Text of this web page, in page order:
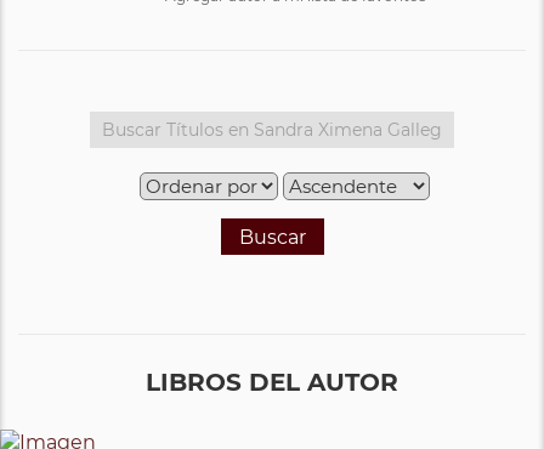
Buscar
LIBROS DEL AUTOR